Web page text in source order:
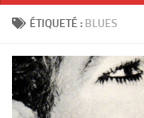
ÉTIQUETÉ : BLUES